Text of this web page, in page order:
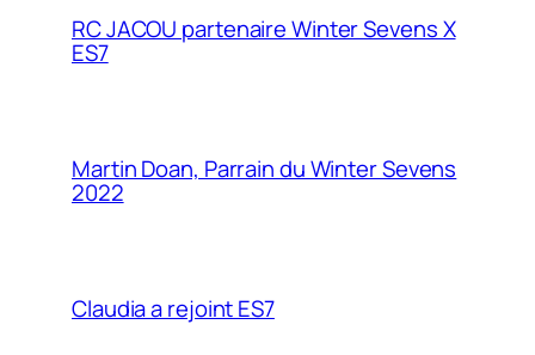
RC JACOU partenaire Winter Sevens X
ES7
Martin Doan, Parrain du Winter Sevens
2022
Claudia a rejoint ES7